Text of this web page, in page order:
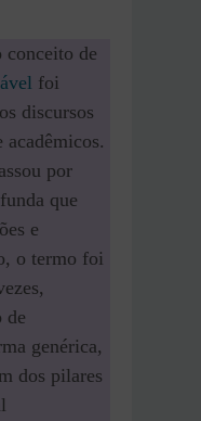
conceito de
foi
discursos
por
que
e
o termo foi
de
genérica,
dos pilares